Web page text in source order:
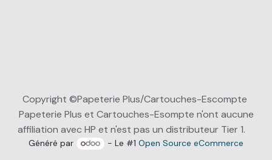
Copyright ©Papeterie Plus/Cartouches-Escompte
Papeterie Plus et Cartouches-Esompte n'ont aucune
affiliation avec HP et n'est pas un distributeur Tier 1.
Généré par - Le #1Open Source eCommerce